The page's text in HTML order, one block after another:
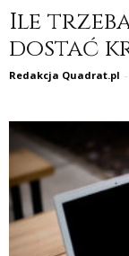
Ile
dostać
Redakcja Quadrat.pl -